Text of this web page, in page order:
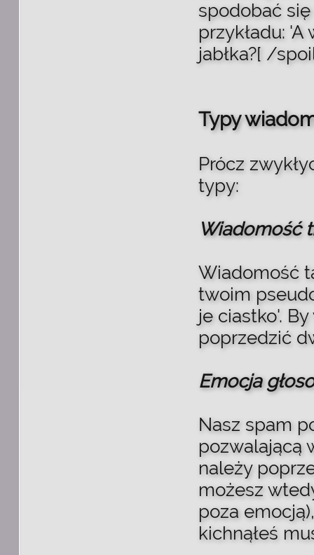
spodobać
przykładu:
jabłka?[ /
Typy
Prócz
typy:
Wiadomość
Wiadomość
twoim
je ciastko'.
poprzedzić
Emocja
Nasz spam
pozwalającą
należy
możesz
poza
kichnąłeś